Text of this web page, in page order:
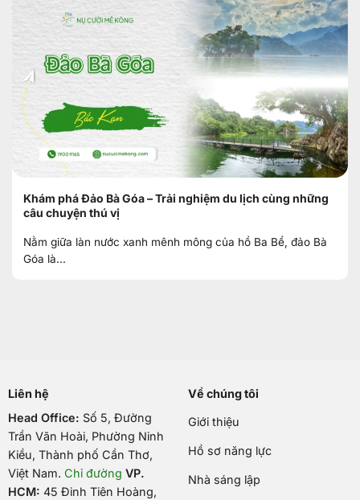
Khám phá Đảo Bà Góa – Trải nghiệm du lịch cùng những
câu chuyện thú vị
Nằm giữa làn nước xanh mênh mông của hồ Ba Bể, đảo Bà
Góa là...
Liên hệ
Head Office: Số 5, Đường
Trần Văn Hoài, Phường Ninh
Kiều, Thành phố Cần Thơ,
Việt Nam. Chỉ đường VP.
HCM: 45 Đinh Tiên Hoàng,
Về chúng tôi
Giới thiệu
Hồ sơ năng lực
Nhà sáng lập